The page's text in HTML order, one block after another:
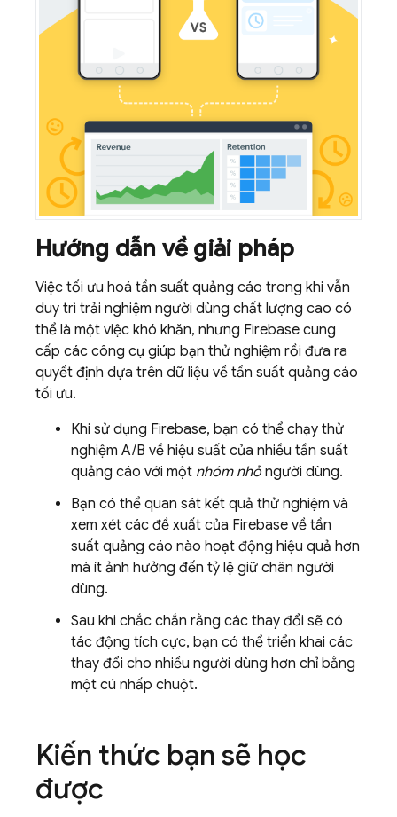
Hướng dẫn về giải pháp
Việc tối ưu hoá tần suất quảng cáo trong khi vẫn
duy trì trải nghiệm người dùng chất lượng cao có
thể là một việc khó khăn, nhưng Firebase cung
cấp các công cụ giúp bạn thử nghiệm rồi đưa ra
quyết định dựa trên dữ liệu về tần suất quảng cáo
tối ưu.
Khi sử dụng Firebase, bạn có thể chạy thử
nghiệm A/B về hiệu suất của nhiều tần suất
quảng cáo với một nhóm nhỏ người dùng.
Bạn có thể quan sát kết quả thử nghiệm và
xem xét các đề xuất của Firebase về tần
suất quảng cáo nào hoạt động hiệu quả hơn
mà ít ảnh hưởng đến tỷ lệ giữ chân người
dùng.
Sau khi chắc chắn rằng các thay đổi sẽ có
tác động tích cực, bạn có thể triển khai các
thay đổi cho nhiều người dùng hơn chỉ bằng
một cú nhấp chuột.
Kiến thức bạn sẽ học
được